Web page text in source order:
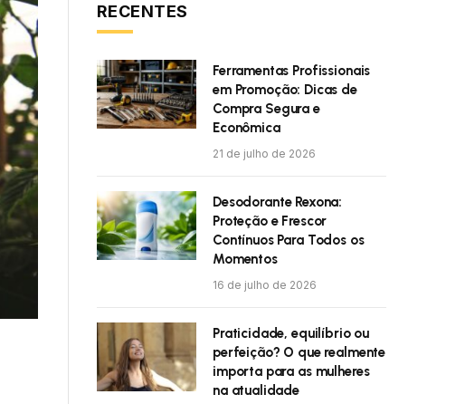
RECENTES
Ferramentas Profissionais
em Promoção: Dicas de
Compra Segura e
Econômica
21 de julho de 2026
Desodorante Rexona:
Proteção e Frescor
Contínuos Para Todos os
Momentos
16 de julho de 2026
Praticidade, equilíbrio ou
perfeição? O que realmente
importa para as mulheres
na atualidade